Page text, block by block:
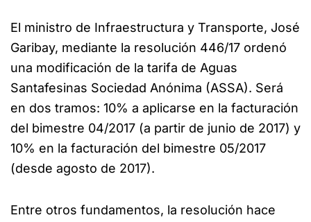
El ministro de Infraestructura y Transporte, José
Garibay, mediante la resolución 446/17 ordenó
una modificación de la tarifa de Aguas
Santafesinas Sociedad Anónima (ASSA). Será
en dos tramos: 10% a aplicarse en la facturación
del bimestre 04/2017 (a partir de junio de 2017) y
10% en la facturación del bimestre 05/2017
(desde agosto de 2017).
Entre otros fundamentos, la resolución hace